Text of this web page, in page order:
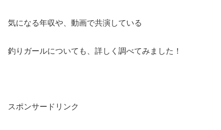
気になる年収や、動画で共演している
釣りガールについても、詳しく調べてみました！
スポンサードリンク